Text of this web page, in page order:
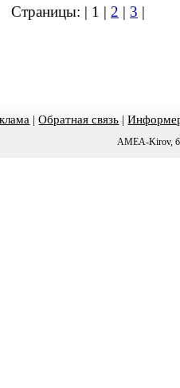
Страницы: | 1 | 2 | 3 |
|Обратная связь |
AMEA-Kirov,